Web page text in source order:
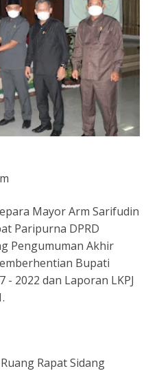
Mayor Arm Sarifudin
Paripurna DPRD
Pengumuman Akhir
Bupati
- 2022 dan Laporan LKPJ
Rapat Sidang